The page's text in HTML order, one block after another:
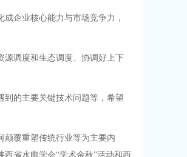
企业核心能力与市场竞争力，
源调度和生态调度、协调好上下
到的主要关键技术问题等，希望
颠覆重塑传统行业等为主要内
省水电学会“学术金秋”活动和西